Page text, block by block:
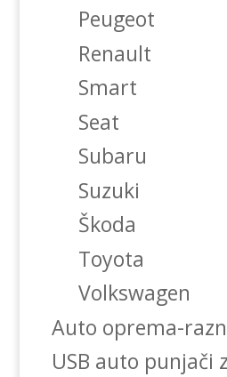
Peugeot
Renault
Smart
Seat
Subaru
Suzuki
Škoda
Toyota
Volkswagen
Auto oprema-
USB auto punjači